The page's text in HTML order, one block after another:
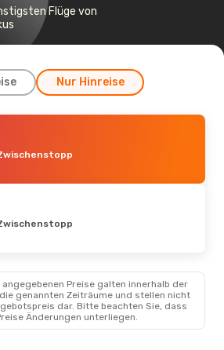
Flüge von
Nur Hinreise
Okt.
Preise galten innerhalb der
genannten Zeiträume und stellen nicht
dar. Bitte beachten Sie, dass
Änderungen unterliegen.